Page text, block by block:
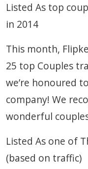
Listed As top
in 2014
This month,
25 top Couples
we’re honoured
company! We
wonderful
Listed As one of
(based on traffic)